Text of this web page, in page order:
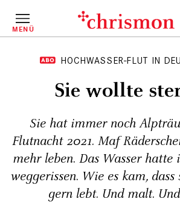
InhaltMENÜ
HOCHWASSER-FLUT IN
Sie wollte
Sie hat immer noch
Flutnacht 2021. Maf
mehr leben. Das Wasser hatte
weggerissen. Wie es kam,
gern lebt. Und malt.